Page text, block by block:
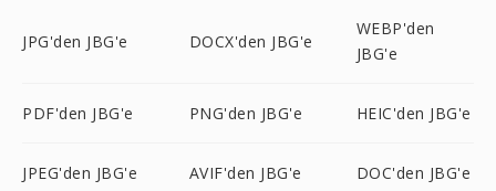
JPG'den JBG'e DOCX'den JBG'e
WEBP'den
JBG'e
PDF'den JBG'e PNG'den JBG'e HEIC'den JBG'e
JPEG'den JBG'e AVIF'den JBG'e DOC'den JBG'e